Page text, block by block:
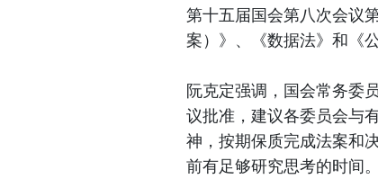
第十五届国会第八次会议
案）》、《数据法》和《
阮克定强调，国会常务委
议批准，建议各委员会与
神，按期保质完成法案和
前有足够研究思考的时间。